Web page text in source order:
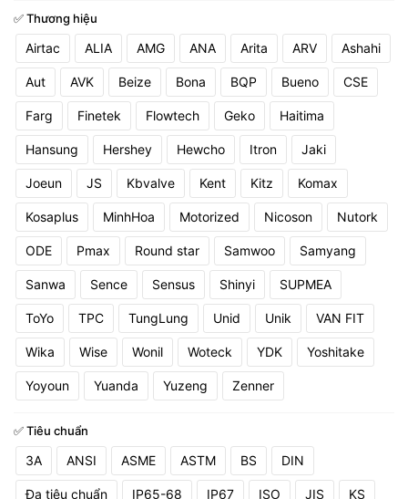
✅ Thương hiệu
Airtac ALIA AMG ANA Arita ARV Ashahi
Aut AVK Beize Bona BQP Bueno CSE
Farg Finetek Flowtech Geko Haitima
Hansung Hershey Hewcho Itron Jaki
Joeun JS Kbvalve Kent Kitz Komax
Kosaplus MinhHoa Motorized Nicoson Nutork
ODE Pmax Round star Samwoo Samyang
Sanwa Sence Sensus Shinyi SUPMEA
ToYo TPC TungLung Unid Unik VAN FIT
Wika Wise Wonil Woteck YDK Yoshitake
Yoyoun Yuanda Yuzeng Zenner
✅ Tiêu chuẩn
3A ANSI ASME ASTM BS DIN
Đa tiêu chuẩn IP65-68 IP67 ISO JIS KS